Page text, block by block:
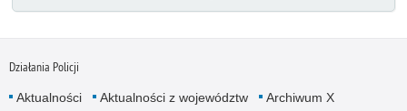
Działania Policji
Aktualności Aktualności z województw
Archiwum X